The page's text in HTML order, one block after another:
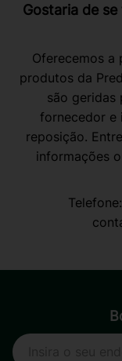
Gostaria de
Oferecemos a
produtos da
são geridas
fornecedor e
reposição.
informações
Telefone: